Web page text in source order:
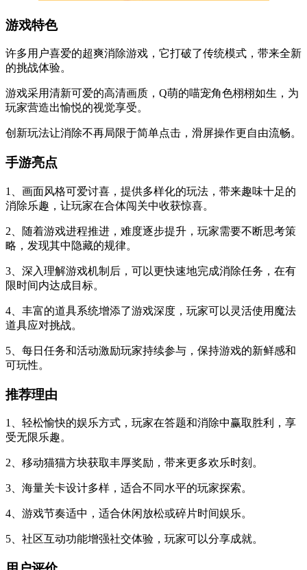
游戏特色
许多用户喜爱的超爽消除游戏，它打破了传统模式，带来全新
的挑战体验。
游戏采用清新可爱的高清画质，Q萌的喵宠角色栩栩如生，为
玩家营造出愉悦的视觉享受。
创新玩法让消除不再局限于简单点击，滑屏操作更自由流畅。
手游亮点
1、画面风格可爱讨喜，提供多样化的玩法，带来趣味十足的
消除乐趣，让玩家在合体闯关中收获惊喜。
2、随着游戏进程推进，难度逐步提升，玩家需要不断思考策
略，发现其中隐藏的规律。
3、深入理解游戏机制后，可以更快速地完成消除任务，在有
限时间内达成目标。
4、丰富的道具系统增添了游戏深度，玩家可以灵活使用魔法
道具应对挑战。
5、每日任务和活动激励玩家持续参与，保持游戏的新鲜感和
可玩性。
推荐理由
1、轻松愉快的娱乐方式，玩家在答题和消除中赢取胜利，享
受无限乐趣。
2、移动猫猫方块获取丰厚奖励，带来更多欢乐时刻。
3、海量关卡设计多样，适合不同水平的玩家探索。
4、游戏节奏适中，适合休闲放松或碎片时间娱乐。
5、社区互动功能增强社交体验，玩家可以分享成就。